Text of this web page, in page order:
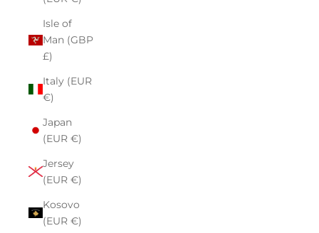
Isle of
Man (GBP
£)
Italy (EUR
€)
Japan
(EUR €)
Jersey
(EUR €)
Kosovo
(EUR €)